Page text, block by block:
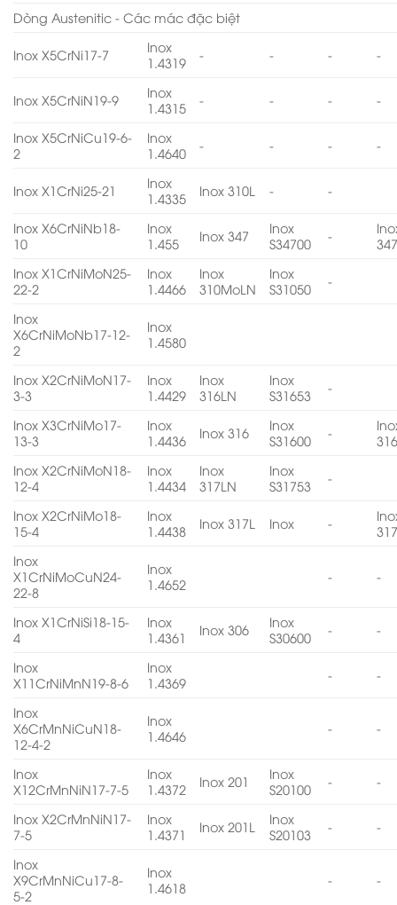
Dòng Austenitic - Các mác đặc biệt
Inox X5CrNi17-7
Inox
1.4319
- - - -
Inox X5CrNiN19-9
Inox
1.4315
- - - -
Inox X5CrNiCu19-6-
2
Inox
1.4640
- - - -
Inox X1CrNi25-21
Inox
1.4335
Inox 310L - -
Inox X6CrNiNb18-
10
Inox
1.455
Inox 347
Inox
S34700
-
Inox X1CrNiMoN25-
22-2
Inox
1.4466
Inox
310MoLN
Inox
S31050
-
Inox
X6CrNiMoNb17-12-
2
Inox
1.4580
Inox X2CrNiMoN17-
3-3
Inox
1.4429
Inox
316LN
Inox
S31653
-
Inox X3CrNiMo17-
13-3
Inox
1.4436
Inox 316
Inox
S31600
-
Inox X2CrNiMoN18-
12-4
Inox
1.4434
Inox
317LN
Inox
S31753
-
Inox X2CrNiMo18-
15-4
Inox
1.4438
Inox 317L Inox -
Inox
X1CrNiMoCuN24-
22-8
Inox
1.4652
- -
Inox X1CrNiSi18-15-
4
Inox
1.4361
Inox 306
Inox
S30600
- -
Inox
X11CrNiMnN19-8-6
Inox
1.4369
- -
Inox
X6CrMnNiCuN18-
12-4-2
Inox
1.4646
- -
Inox
X12CrMnNiN17-7-5
Inox
1.4372
Inox 201
Inox
S20100
- -
Inox X2CrMnNiN17-
7-5
Inox
1.4371
Inox 201L
Inox
S20103
- -
Inox
X9CrMnNiCu17-8-
5-2
Inox
1.4618
- -